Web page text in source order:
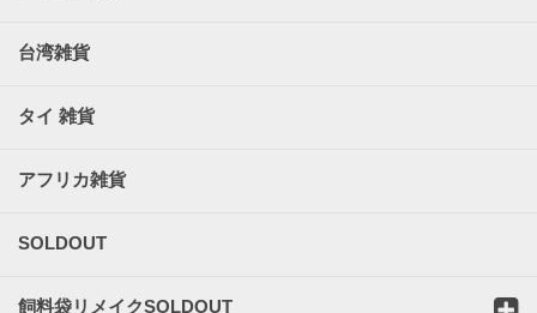
台湾雑貨
タイ 雑貨
アフリカ雑貨
SOLDOUT
飼料袋リメイクSOLDOUT